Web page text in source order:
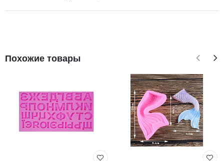
Похожие товары